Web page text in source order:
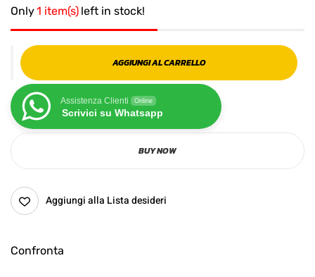
Only1 item(s) left in stock!
AGGIUNGI AL CARRELLO
Assistenza Clienti Online
Scrivici su Whatsapp
BUY NOW
Aggiungi alla Lista desideri
Confronta